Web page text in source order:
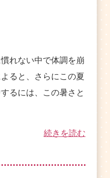
れない中で体調を崩
ると、さらにこの夏
るには、この暑さと
続きを読む